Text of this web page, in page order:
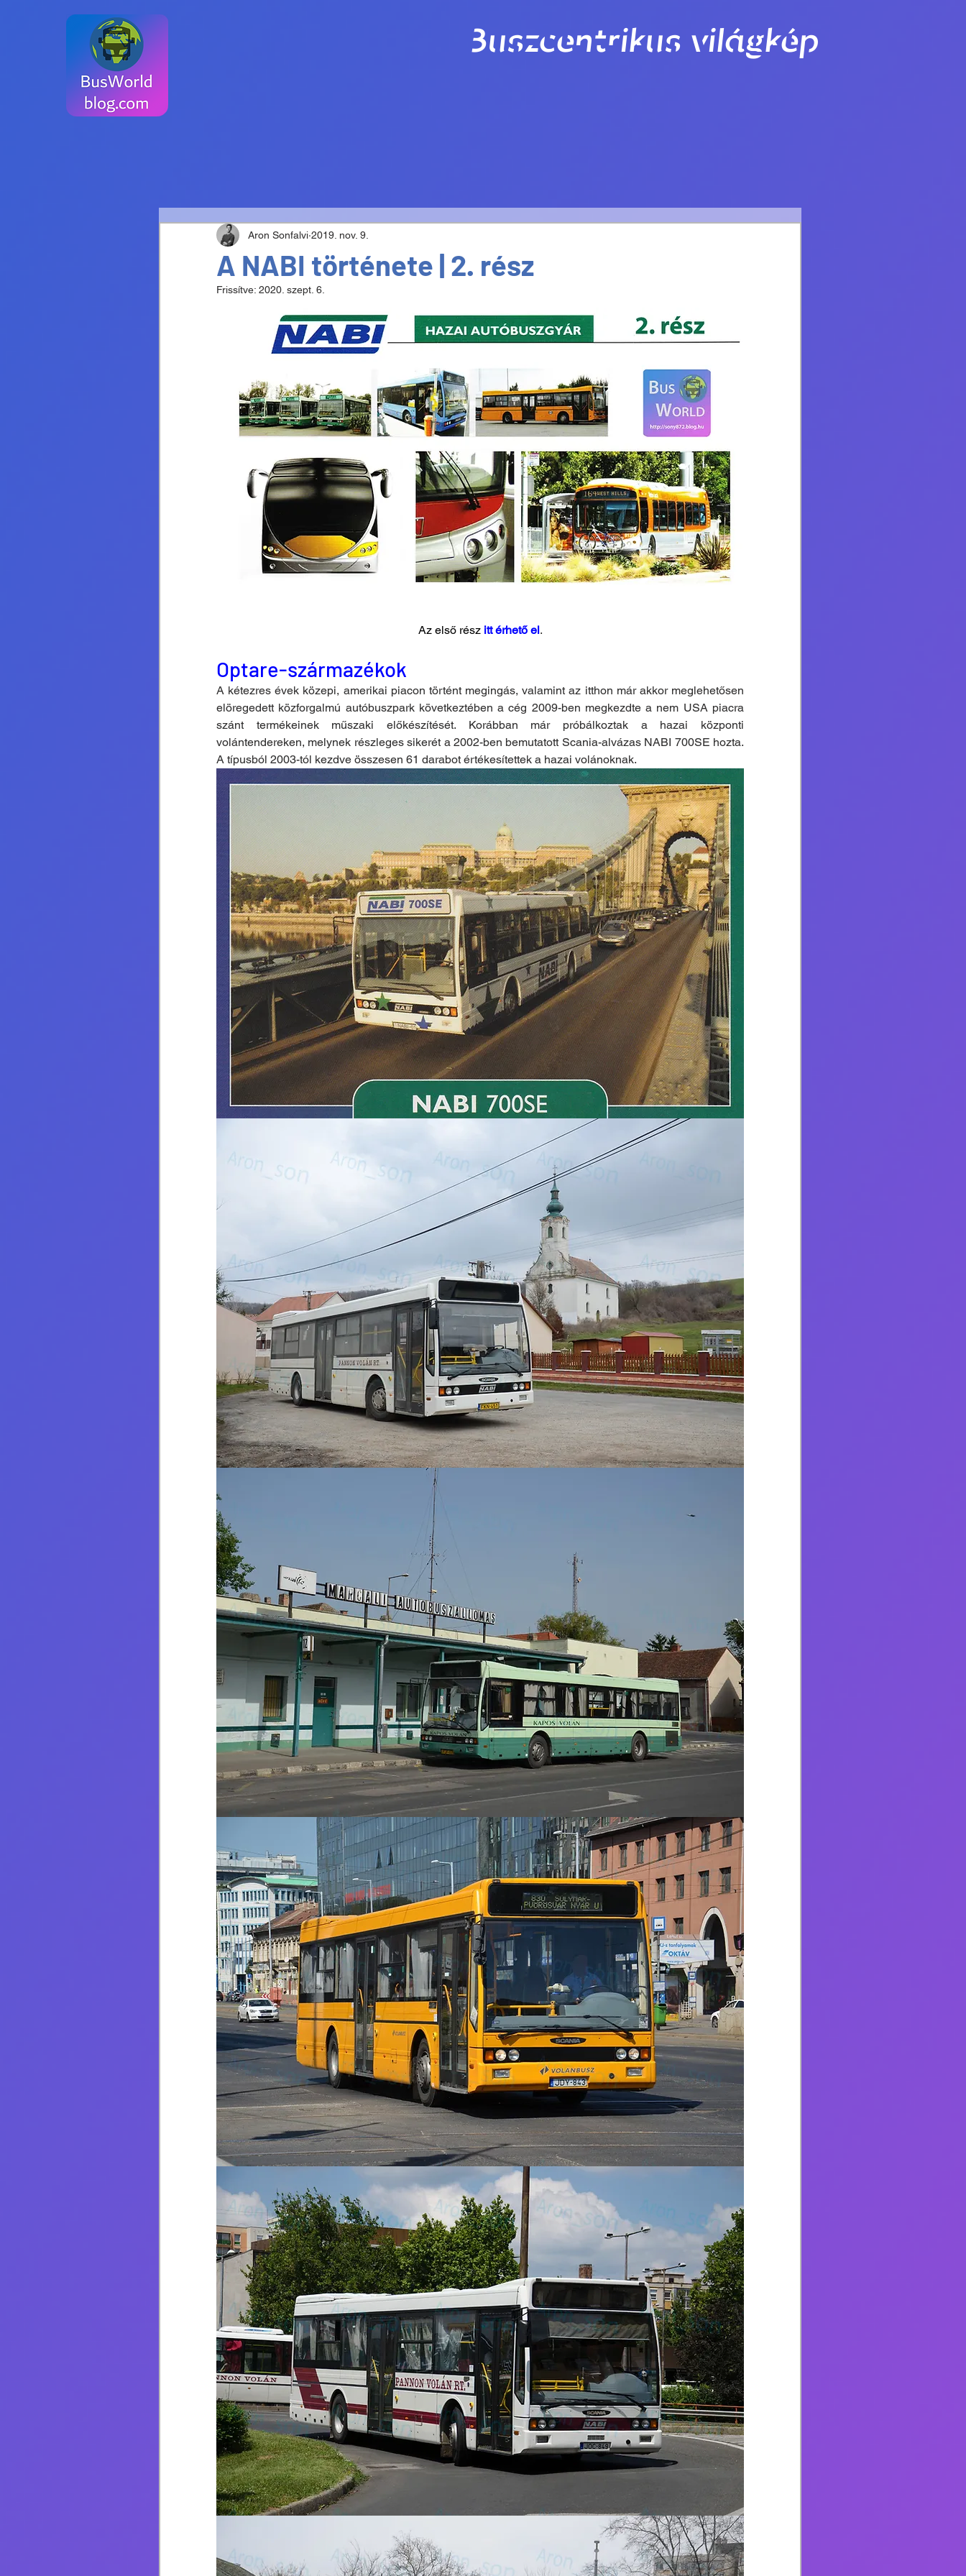
Buszcentrikus világkép
A NABI története | 2. rész
Aron Sonfalvi 2019. nov. 9.
Frissítve: 2020. szept. 6.
Az első rész itt érhető el.
Optare-származékok
A kétezres évek közepi, amerikai piacon történt megingás, valamint az itthon már akkor meglehetősen
elöregedett közforgalmú autóbuszpark következtében a cég 2009-ben megkezdte a nem USA piacra
szánt termékeinek műszaki előkészítését. Korábban már próbálkoztak a hazai központi
volántendereken, melynek részleges sikerét a 2002-ben bemutatott Scania-alvázas NABI 700SE hozta.
A típusból 2003-tól kezdve összesen 61 darabot értékesítettek a hazai volánoknak.